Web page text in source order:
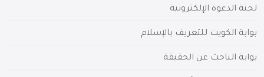
لجنة الدعوة الإلكترونية
بوابة الكويت للتعريف بالإسلام
بوابة الباحث عن الحقيقة